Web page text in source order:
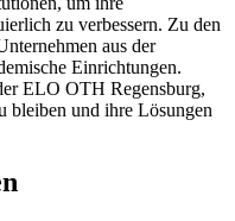
zu verbessern. Zu den
aus der
Einrichtungen.
ELO OTH Regensburg,
bleiben und ihre Lösungen